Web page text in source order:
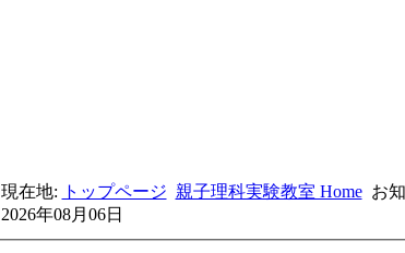
現在地: トップページ 親子理科実験教室 Home お
2026年08月06日